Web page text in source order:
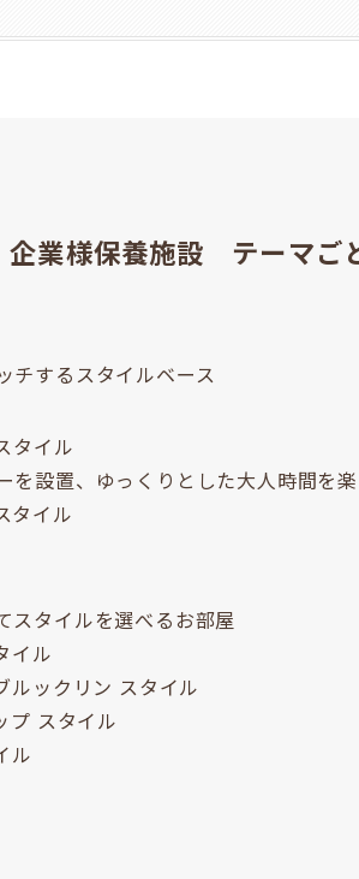
企業様保養施設 テーマご
するスタイルベース
イル
設置、ゆっくりとした大人時間を
イル
タイルを選べるお部屋
イル
ックリン スタイル
スタイル
ル